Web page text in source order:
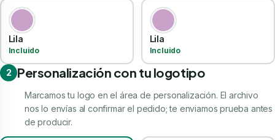
Lila
Incluido
Lila
Incluido
2 Personalización con tu logotipo
Marcamos tu logo en el área de personalización. El archivo
nos lo envías al confirmar el pedido; te enviamos prueba antes
de producir.